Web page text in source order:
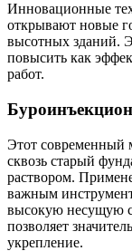
Инновационные
открывают новые
высотных зданий.
повысить как
работ.
Этот современный
сквозь старый
раствором.
важным
высокую несущую
позволяет
укрепление.